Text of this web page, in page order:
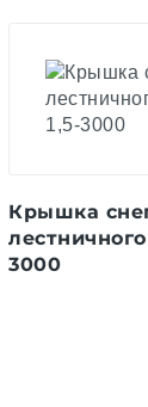
Крышка
3000